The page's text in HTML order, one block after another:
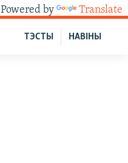
Powered by Translate
НАВІНЫ
ТЭСТЫ